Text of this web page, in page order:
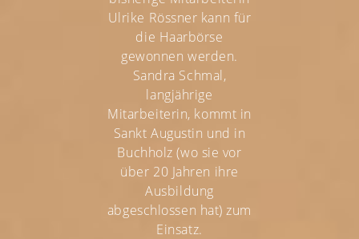
Ulrike Rössner kann für
die Haarbörse
gewonnen werden.
Sandra Schmal,
langjährige
Mitarbeiterin, kommt in
Sankt Augustin und in
Buchholz (wo sie vor
über 20 Jahren ihre
Ausbildung
abgeschlossen hat) zum
Einsatz.